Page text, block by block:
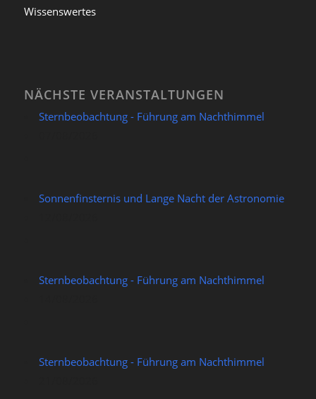
Wissenswertes
NÄCHSTE VERANSTALTUNGEN
Sternbeobachtung - Führung am Nachthimmel
Sonnenfinsternis und Lange Nacht der Astronomie
Sternbeobachtung - Führung am Nachthimmel
Sternbeobachtung - Führung am Nachthimmel